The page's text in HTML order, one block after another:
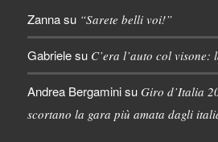
Zannasu “Sarete belli voi!”
Gabrielesu C’era l’auto col visone:
Andrea Bergaminisu Giro d’Italia
scortano la gara più amata dagli